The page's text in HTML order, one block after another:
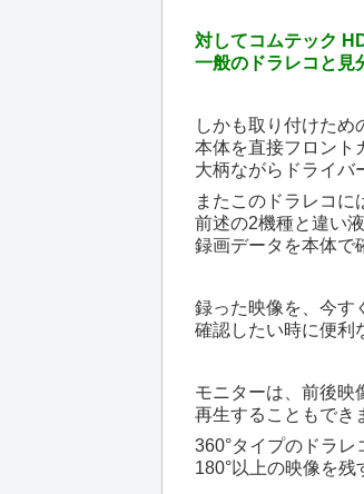
対してコムテック
一般のドラレコと見
しかも取り付けため
本体を直接フロント
大柄ながらドライバ
またこのドラレコに
前述の2機種と違い
録画データを本体で
録った映像を、今す
確認したい時に便利
モニターは、前後映
再生することもでき
360°タイプのドラレ
180°以上の映像を残